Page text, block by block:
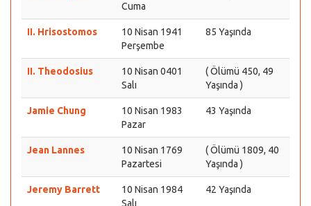
Cuma
II. Hrisostomos
10 Nisan 1941
Perşembe
85 Yaşında
II. Theodosius
10 Nisan 0401
Salı
( Ölümü 450, 49
Yaşında )
Jamie Chung
10 Nisan 1983
Pazar
43 Yaşında
Jean Lannes
10 Nisan 1769
Pazartesi
( Ölümü 1809, 40
Yaşında )
Jeremy Barrett
10 Nisan 1984
Salı
42 Yaşında